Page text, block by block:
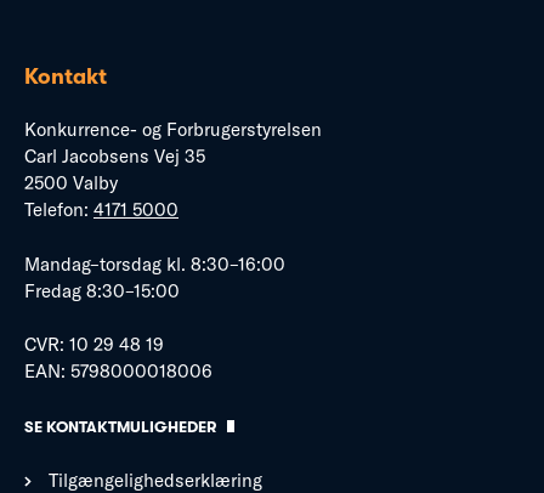
Kontakt
Konkurrence- og Forbrugerstyrelsen
Carl Jacobsens Vej 35
2500 Valby
Telefon: 4171 5000
Mandag–torsdag kl. 8:30–16:00
Fredag 8:30–15:00
CVR: 10 29 48 19
EAN: 5798000018006
SE KONTAKTMULIGHEDER
Tilgængelighedserklæring